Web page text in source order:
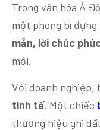
Trong văn hóa Á
một phong bì đựng
mắn, lời chúc
mới.
Với doanh nghiệp,
tinh tế. Một chiếc
thương hiệu ghi